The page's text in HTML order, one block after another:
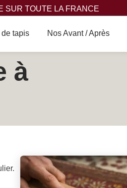
SUR TOUTE LA FRANCE
tapis Nos Avant / Après
à